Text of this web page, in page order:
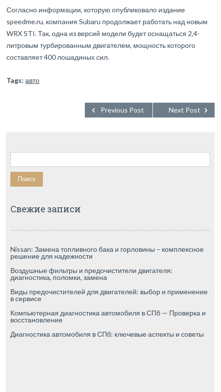
Согласно информации, которую опубликовало издание
speedme.ru, компания Subaru продолжает работать над новым
WRX STI. Так, одна из версий модели будет оснащаться 2,4-
литровым турбированным двигателем, мощность которого
составляет 400 лошадиных сил.
Tags: авто
Next Post
Previous Post
Найти:
Свежие записи
Nissan: Замена топливного бака и горловины – комплексное
решение для надежности
Воздушные фильтры и предочистители двигателя:
диагностика, поломки, замена
Виды предочистителей для двигателей: выбор и применение
в сервисе
Компьютерная диагностика автомобиля в СПб — Проверка и
восстановление
Диагностика автомобиля в СПб: ключевые аспекты и советы